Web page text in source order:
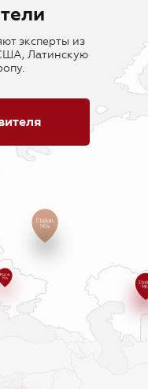
эксперты из
Латинскую